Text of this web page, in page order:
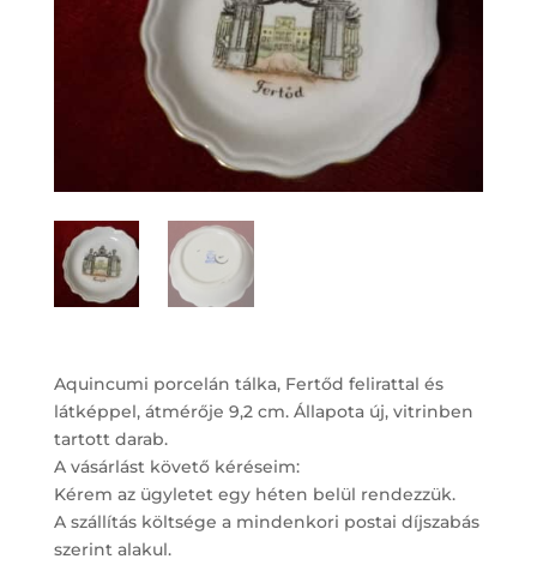
Aquincumi porcelán tálka, Fertőd felirattal és
látképpel, átmérője 9,2 cm. Állapota új, vitrinben
tartott darab.
A vásárlást követő kéréseim:
Kérem az ügyletet egy héten belül rendezzük.
A szállítás költsége a mindenkori postai díjszabás
szerint alakul.